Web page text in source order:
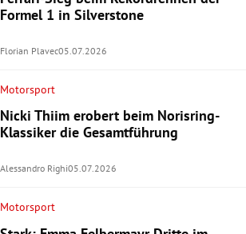
Formel 1 in Silverstone
Florian Plavec05.07.2026
Motorsport
Nicki Thiim erobert beim Norisring-
Klassiker die Gesamtführung
Alessandro Righi05.07.2026
Motorsport